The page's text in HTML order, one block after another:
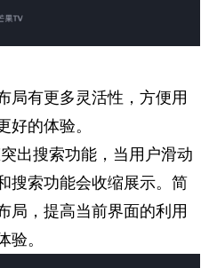
局有更多灵活性，方便用
好的体验。
出搜索功能，当用户滑动
搜索功能会收缩展示。简
局，提高当前界面的利用
验。